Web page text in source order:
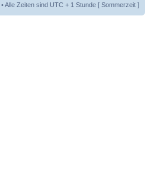
• Alle Zeiten sind UTC + 1 Stunde [ Sommerzeit ]